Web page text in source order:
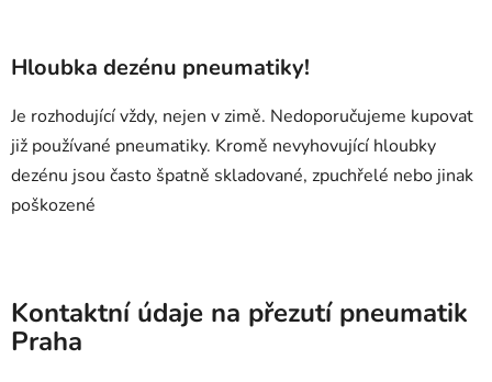
Hloubka dezénu pneumatiky!
Je rozhodující vždy, nejen v zimě. Nedoporučujeme kupovat
již používané pneumatiky. Kromě nevyhovující hloubky
dezénu jsou často špatně skladované, zpuchřelé nebo jinak
poškozené
Kontaktní údaje na přezutí pneumatik
Praha